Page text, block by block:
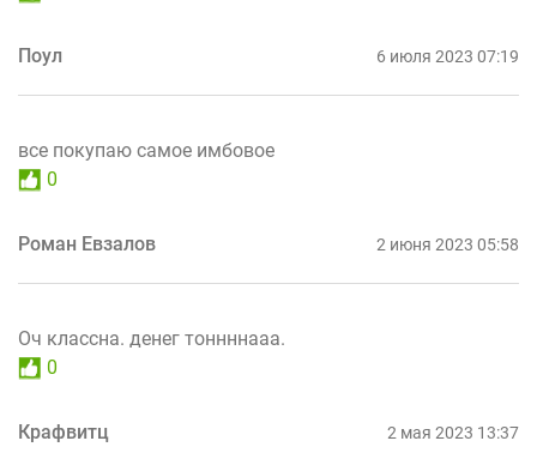
Поул 6 июля 2023 07:19
все покупаю самое имбовое
0
Роман Евзалов 2 июня 2023 05:58
Оч классна. денег тоннннааа.
0
Крафвитц 2 мая 2023 13:37